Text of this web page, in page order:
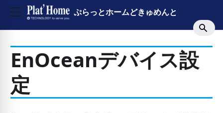
ぷらっとホームどきゅめんと
EnOceanデバイス設
定